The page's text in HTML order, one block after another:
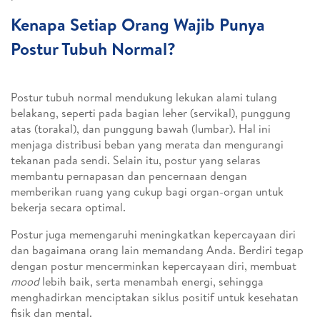
Kenapa Setiap Orang Wajib Punya
Postur Tubuh Normal?
Postur tubuh normal mendukung lekukan alami tulang
belakang, seperti pada bagian leher (servikal), punggung
atas (torakal), dan punggung bawah (lumbar). Hal ini
menjaga distribusi beban yang merata dan mengurangi
tekanan pada sendi. Selain itu, postur yang selaras
membantu pernapasan dan pencernaan dengan
memberikan ruang yang cukup bagi organ-organ untuk
bekerja secara optimal.
Postur juga memengaruhi meningkatkan kepercayaan diri
dan bagaimana orang lain memandang Anda. Berdiri tegap
dengan postur mencerminkan kepercayaan diri, membuat
moodlebih baik, serta menambah energi, sehingga
menghadirkan menciptakan siklus positif untuk kesehatan
fisik dan mental.